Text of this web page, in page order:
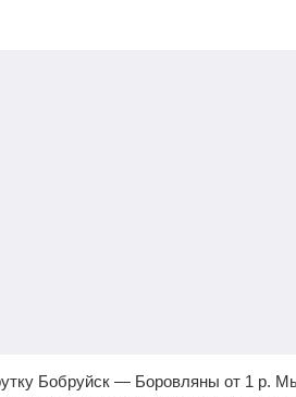
Бобруйск — Боровляны от 1 р.